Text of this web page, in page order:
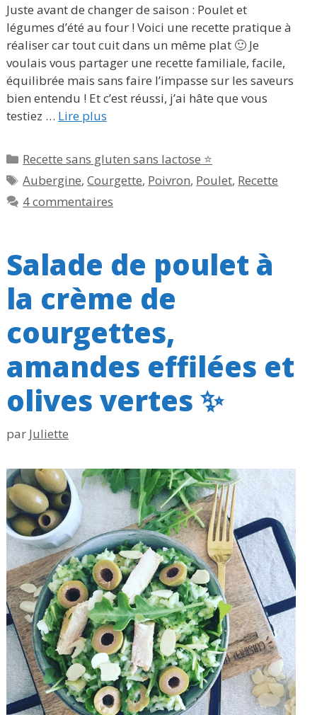
Juste avant de changer de saison : Poulet et
légumes d’été au four ! Voici une recette pratique à
réaliser car tout cuit dans un même plat 🙂 Je
voulais vous partager une recette familiale, facile,
équilibrée mais sans faire l’impasse sur les saveurs
bien entendu ! Et c’est réussi, j’ai hâte que vous
testiez … Lire plus
Catégories
Recette sans gluten sans lactose ⭐
Étiquettes
Aubergine,Courgette, Poivron, Poulet, Recette
4 commentaires
Salade de poulet à
la crème de
courgettes,
amandes effilées et
olives vertes ✨
par Juliette